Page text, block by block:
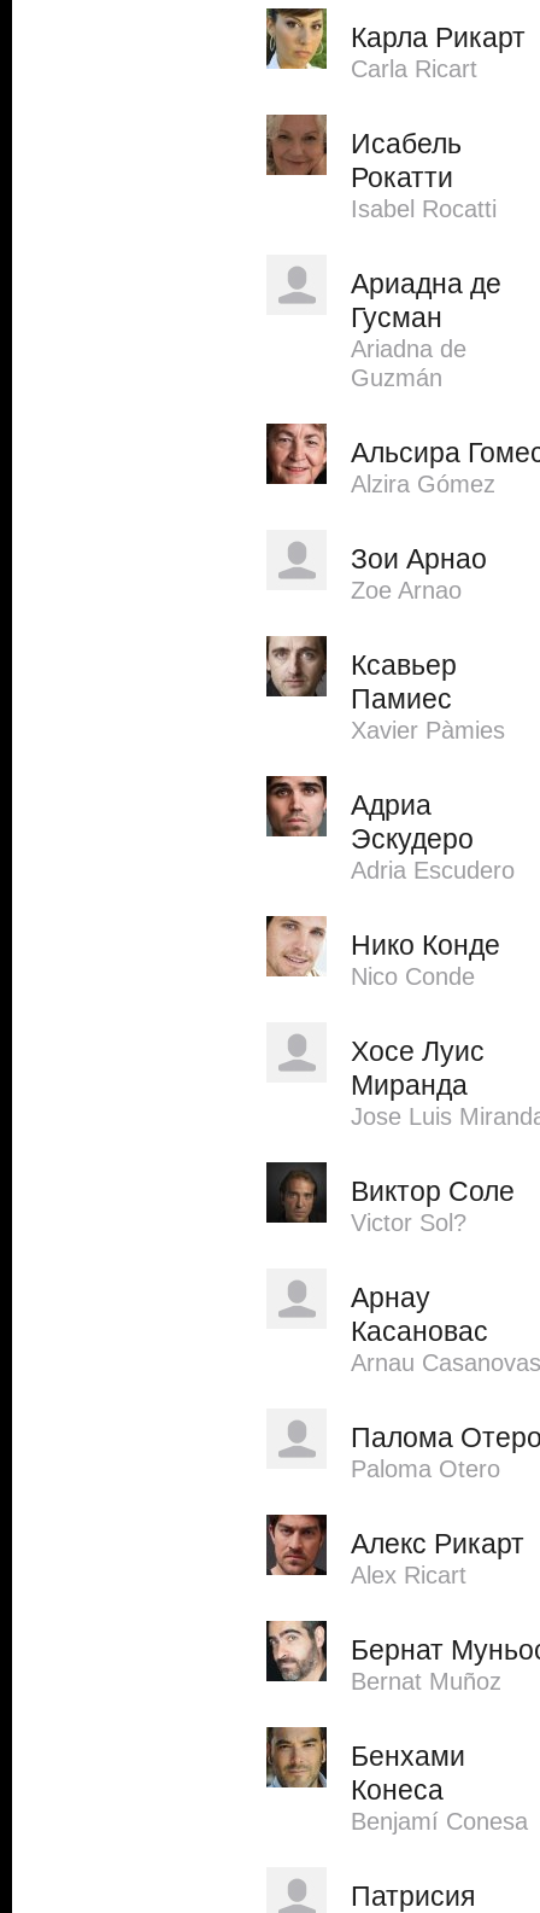
Карла Рикарт
Carla Ricart
Исабель
Рокатти
Isabel Rocatti
Ариадна де
Гусман
Ariadna de
Guzmán
Альсира
Alzira Gómez
Зои Арнао
Zoe Arnao
Ксавьер
Памиес
Xavier Pàmies
Адриа
Эскудеро
Adria Escudero
Нико Конде
Nico Conde
Хосе Луис
Миранда
Jose Luis
Виктор Соле
Victor Sol?
Арнау
Касановас
Arnau Casanovas
Палома
Paloma Otero
Алекс Рикарт
Alex Ricart
Бернат
Bernat Muñoz
Бенхами
Конеса
Benjamí Conesa
Патрисия